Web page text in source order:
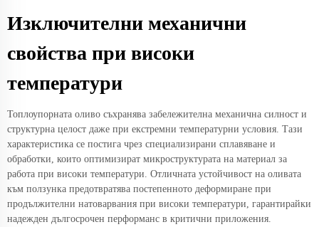
Изключителни механични
свойства при високи
температури
Топлоупорната оливо съхранява забележителна механична силност и
структурна целост даже при екстремни температурни условия. Тази
характеристика се постига чрез специализирани сплавяване и
обработки, които оптимизират микроструктурата на материал за
работа при високи температури. Отличната устойчивост на оливата
към ползунка предотвратява постепенното деформиране при
продължителни натоварвания при високи температури, гарантирайки
надежден дългосрочен перформанс в критични приложения.